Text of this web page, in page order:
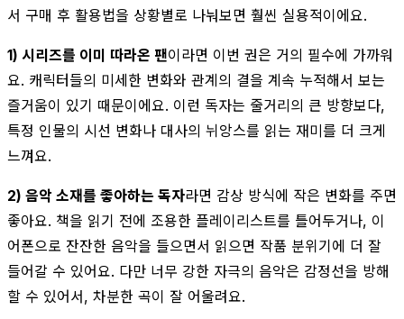
서 구매 후 활용법을 상황별로 나눠보면 훨씬 실용적이에요.
1) 시리즈를 이미 따라온 팬이라면 이번 권은 거의 필수에 가까워
요. 캐릭터들의 미세한 변화와 관계의 결을 계속 누적해서 보는
즐거움이 있기 때문이에요. 이런 독자는 줄거리의 큰 방향보다,
특정 인물의 시선 변화나 대사의 뉘앙스를 읽는 재미를 더 크게
느껴요.
2) 음악 소재를 좋아하는 독자라면 감상 방식에 작은 변화를 주면
좋아요. 책을 읽기 전에 조용한 플레이리스트를 틀어두거나, 이
어폰으로 잔잔한 음악을 들으면서 읽으면 작품 분위기에 더 잘
들어갈 수 있어요. 다만 너무 강한 자극의 음악은 감정선을 방해
할 수 있어서, 차분한 곡이 잘 어울려요.